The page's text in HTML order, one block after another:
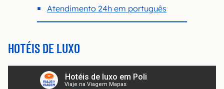
Atendimento 24h em português
HOTÉIS DE LUXO